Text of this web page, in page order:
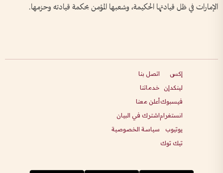
الإمارات في ظل قيادتها الحكيمة، وشعبها المؤمن بحكمة قيادته وحزمها.
إكس
لينكدإن
فيسبوك
انستغرام
يوتيوب
تيك توك
اتصل بنا
خدماتنا
أعلن معنا
اشترك في البيان
سياسة الخصوصية